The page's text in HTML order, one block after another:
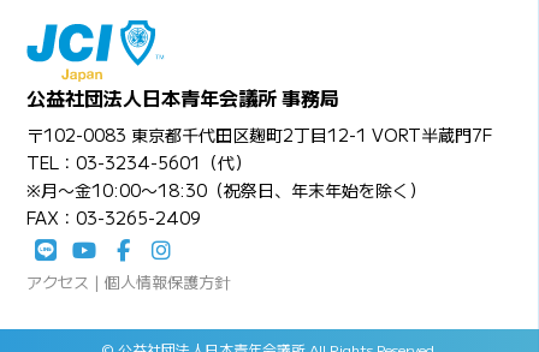
公益社団法人日本青年会議所 事務局
〒102-0083 東京都千代田区麹町2丁目12-1 VORT半蔵門7F
TEL：03-3234-5601（代）
※月〜金10:00〜18:30（祝祭日、年末年始を除く）
FAX：03-3265-2409
アクセス |個人情報保護方針